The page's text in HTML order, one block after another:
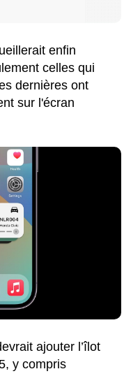
enfin
celles qui
dernières ont
sur l'écran
ajouter l’îlot
y compris